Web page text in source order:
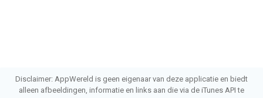
Disclaimer: AppWereld is geen eigenaar van deze applicatie en biedt
alleen afbeeldingen, informatie en links aan die via de iTunes API te